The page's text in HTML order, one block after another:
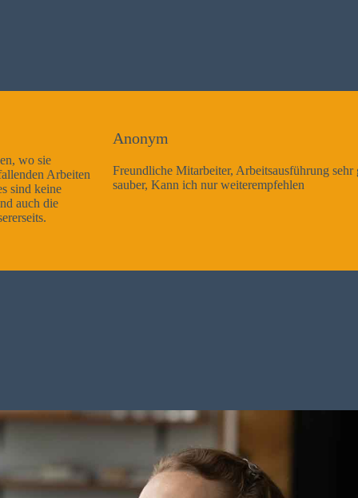
Freundliche Mitarbeiter, Arbeitsausführung sehr gut und sehr
sauber, Kann ich nur weiterempfehlen